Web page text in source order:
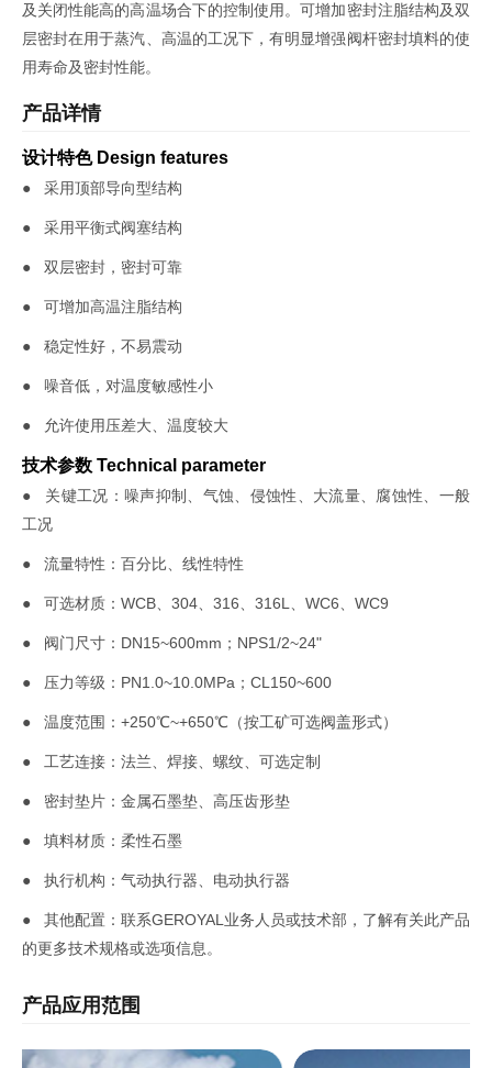
及关闭性能高的高温场合下的控制使用。可增加密封注脂结构及双
层密封在用于蒸汽、高温的工况下，有明显增强阀杆密封填料的使
用寿命及密封性能。
产品详情
设计特色 Design features
● 采用顶部导向型结构
● 采用平衡式阀塞结构
● 双层密封，密封可靠
● 可增加高温注脂结构
● 稳定性好，不易震动
● 噪音低，对温度敏感性小
● 允许使用压差大、温度较大
技术参数 Technical parameter
● 关键工况：噪声抑制、气蚀、侵蚀性、大流量、腐蚀性、一般
工况
● 流量特性：百分比、线性特性
● 可选材质：WCB、304、316、316L、WC6、WC9
● 阀门尺寸：DN15~600mm；NPS1/2~24"
● 压力等级：PN1.0~10.0MPa；CL150~600
● 温度范围：+250℃~+650℃（按工矿可选阀盖形式）
● 工艺连接：法兰、焊接、螺纹、可选定制
● 密封垫片：金属石墨垫、高压齿形垫
● 填料材质：柔性石墨
● 执行机构：气动执行器、电动执行器
● 其他配置：联系GEROYAL业务人员或技术部，了解有关此产品
的更多技术规格或选项信息。
产品应用范围